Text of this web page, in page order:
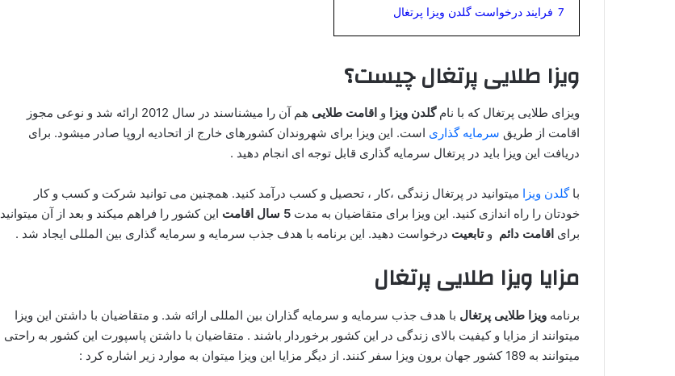
7 فرایند درخواست گلدن ویزا پرتغال
ویزا طلایی پرتغال چیست؟
ویزای طلایی پرتغال که با نامگلدن ویزا و اقامت طلایی
هم آن را میشناسند در سال 2012 ارائه شد و نوعی مجوز
اقامت از طریق سرمایه گذاری است. این ویزا برای شهروندان کشورهای خارج از اتحادیه اروپا صادر میشود. برای
دریافت این ویزا باید در پرتغال سرمایه گذاری قابل توجه ای انجام دهید .
باگلدن ویزا میتوانید در پرتغال زندگی ،‌کار ،‌ تحصیل و کسب درآمد کنید. همچنین می توانید شرکت و کسب و کار
خودتان را راه اندازی کنید. این ویزا برای متقاضیان به مدت 5 سال اقامت
این کشور را فراهم میکند و بعد از آن میتوانید
برای اقامت دائم وتابعیت درخواست دهید. این برنامه با هدف جذب سرمایه و سرمایه گذاری بین المللی ایجاد شد .
مزایا ویزا طلایی پرتغال
برنامه ویزا طلایی پرتغال با هدف جذب سرمایه و سرمایه گذاران بین المللی ارائه شد. و متقاضیان با داشتن این ویزا
میتوانند از مزایا و کیفیت بالای زندگی در این کشور برخوردار باشند . متقاضیان با داشتن پاسپورت این کشور به راحتی
میتوانند به 189 کشور جهان برون ویزا سفر کنند. از دیگر مزایا این ویزا میتوان به موارد زیر اشاره کرد :